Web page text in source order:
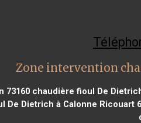
Zone intervention
73160chaudière fioul De
De Dietrich à Calonne Ricouart